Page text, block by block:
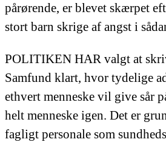
pårørende, er blevet skærpet
stort barn skrige af angst i
POLITIKEN HAR valgt at
Samfund klart, hvor tydelige
ethvert menneske vil give sår
helt menneske igen. Det er
fagligt personale som